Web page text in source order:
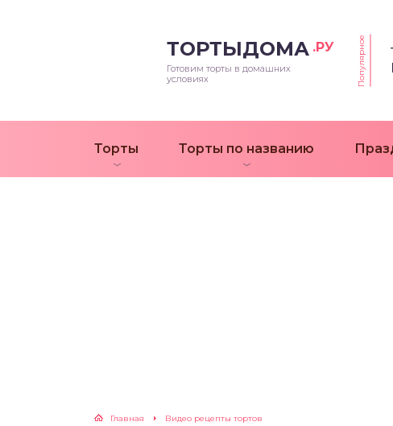
ТОРТЫДОМА .РУ
Готовим торты в домашних
условиях
Популярное
Торты Торты по названию
Главная Видео рецепты тортов